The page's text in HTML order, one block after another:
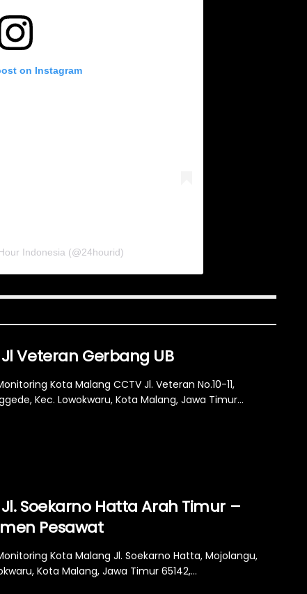
on Instagram
Indonesia (@24hourid)
Jl Veteran Gerbang UB
Kota Malang CCTV Jl. Veteran No.10-11,
Kec. Lowokwaru, Kota Malang, Jawa Timur...
Jl. Soekarno Hatta Arah Timur –
Pesawat
Kota Malang Jl. Soekarno Hatta, Mojolangu,
Kota Malang, Jawa Timur 65142,...